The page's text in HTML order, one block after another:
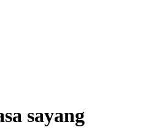
sayang